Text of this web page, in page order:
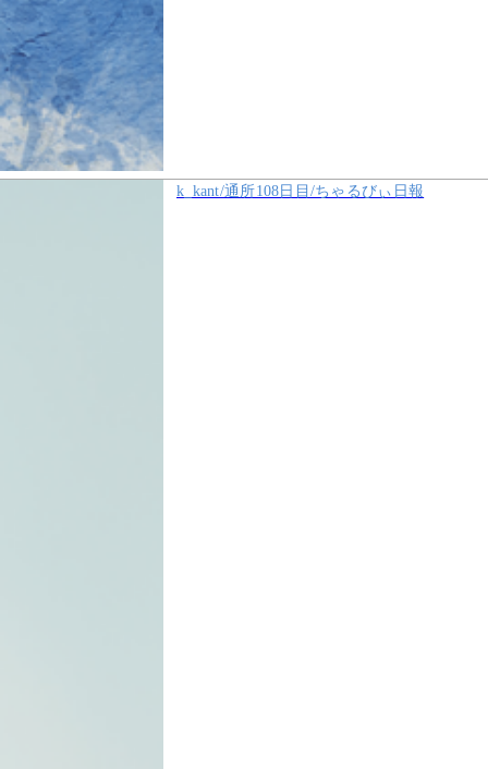
k_kant/通所108日目/ちゃるびぃ日報